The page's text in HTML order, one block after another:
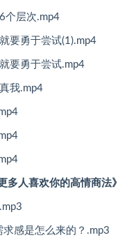
个层次.mp4
要勇于尝试(1).mp4
要勇于尝试.mp4
我.mp4
多人喜欢你的高情商法》
感是怎么来的？.mp3